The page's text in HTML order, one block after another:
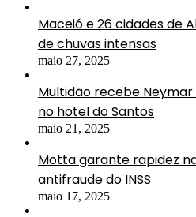
Maceió e 26 cidades de
de chuvas intensas
maio 27, 2025
Multidão recebe
no hotel do Santos
maio 21, 2025
Motta garante rapidez
antifraude do INSS
maio 17, 2025